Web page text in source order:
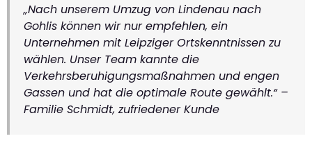
„Nach unserem Umzug von Lindenau nach
Gohlis können wir nur empfehlen, ein
Unternehmen mit Leipziger Ortskenntnissen zu
wählen. Unser Team kannte die
Verkehrsberuhigungsmaßnahmen und engen
Gassen und hat die optimale Route gewählt.“ –
Familie Schmidt, zufriedener Kunde